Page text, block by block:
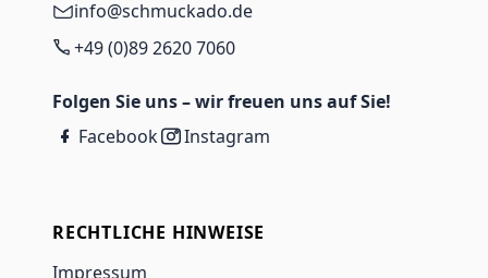
info@schmuckado.de
+49 (0)89 2620 7060
Folgen Sie uns – wir freuen uns auf Sie!
Facebook
Instagram
RECHTLICHE HINWEISE
Impressum